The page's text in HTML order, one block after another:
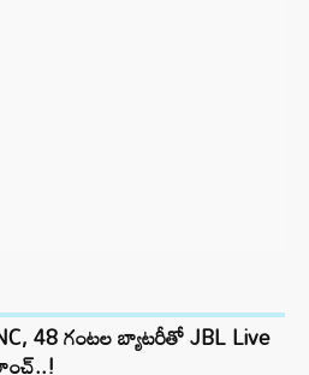
48 గంటల బ్యాటరీతో JBL Live